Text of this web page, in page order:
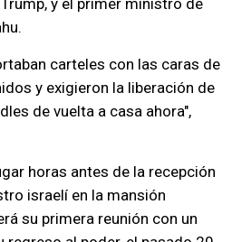
y el primer ministro de
carteles con las caras de
y exigieron la liberación de
de vuelta a casa ahora",
horas antes de la recepción
israelí en la mansión
su primera reunión con un